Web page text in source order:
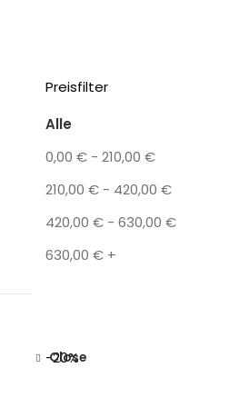
Preisfilter
Alle
0,00 € - 210,00 €
210,00 € - 420,00 €
420,00 € - 630,00 €
630,00 € +
-20%
Close